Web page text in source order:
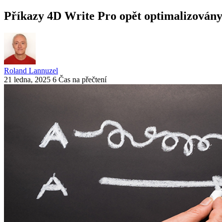
Příkazy 4D Write Pro opět
Roland Lannuzel
21 ledna, 2025 6 Čas na přečtení